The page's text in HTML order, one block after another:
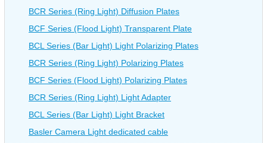
BCR Series (Ring Light) Diffusion Plates
BCF Series (Flood Light) Transparent Plate
BCL Series (Bar Light) Light Polarizing Plates
BCR Series (Ring Light) Polarizing Plates
BCF Series (Flood Light) Polarizing Plates
BCR Series (Ring Light) Light Adapter
BCL Series (Bar Light) Light Bracket
Basler Camera Light dedicated cable